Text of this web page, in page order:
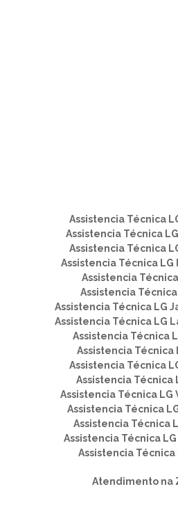
Assistencia Técnica
Assistencia Técnica LG
Assistencia Técnica
Assistencia Técnica LG
Assistencia
Assistencia Técnica
Assistencia Técnica LG
Assistencia Técnica LG
Assistencia Técnica
Assistencia Técnica
Assistencia Técnica
Assistencia Técnica
Assistencia Técnica LG
Assistencia Técnica
Assistencia Técnica
Assistencia Técnica LG
Assistencia Técnica
Atendimento na